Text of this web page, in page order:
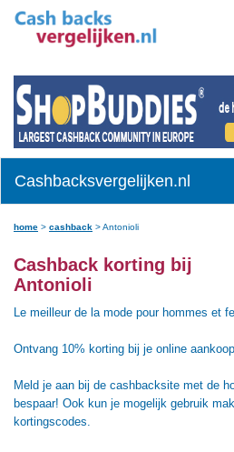
Cashbacksvergelijken.nl
home > cashback >Antonioli
Cashback korting bij
Antonioli
Le meilleur de la mode pour hommes et
Ontvang 10% korting bij je online
Meld je aan bij de cashbacksite met de
bespaar! Ook kun je mogelijk gebruik
kortingscodes.